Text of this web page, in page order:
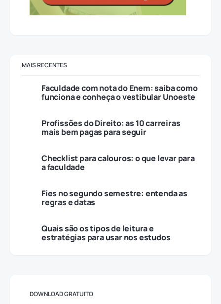
MAIS RECENTES
Faculdade com nota do Enem: saiba como
funciona e conheça o vestibular Unoeste
Profissões do Direito: as 10 carreiras
mais bem pagas para seguir
Checklist para calouros: o que levar para
a faculdade
Fies no segundo semestre: entenda as
regras e datas
Quais são os tipos de leitura e
estratégias para usar nos estudos
DOWNLOAD GRATUITO